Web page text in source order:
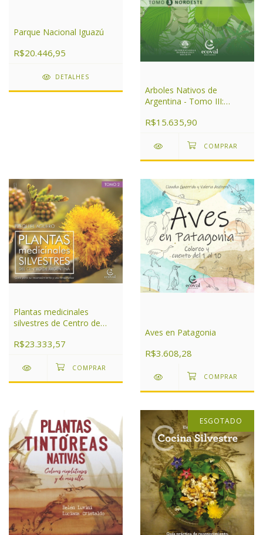
Parque Nacional Iguazú
R$20.446,95
DETALHES
Arboles Nativos de
Argentina - Tomo III:
R$15.635,90
Plantas medicinales
silvestres de Centro de
R$23.333,57
Aves en Patagonia
R$3.608,28
ESGOTADO